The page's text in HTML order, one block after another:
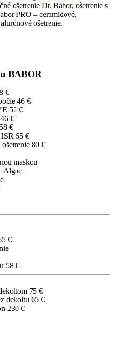
ošetrenie Dr. Babor, ošetrenie s
PRO – ceramidové,
ošetrenie.
BABOR
€
46 €
52 €
46 €
58 €
65 €
80 €
maskou
Algae
€
58 €
75 €
dekoltu 65 €
230 €